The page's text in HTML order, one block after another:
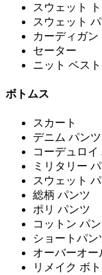
スウェット
スウェット
カーディガン
セーター
ニット ベスト
ボトムス
スカート
デニム パンツ
コーデュロイ
ミリタリー
スウェット
総柄 パンツ
ポリ パンツ
コットン パ
ショートパン
オーバーオー
リメイク ボ